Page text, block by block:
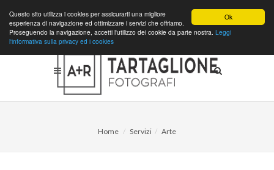
Ok
Questo sito utilizza i cookies per assicurarti una migliore
esperienza di navigazione ed ottimizzare i servizi che offriamo.
Proseguendo la navigazione, accetti l'utilizzo dei cookie da parte nostra. Leggi
l'informativa sulla privacy ed i cookies
Home Servizi Arte